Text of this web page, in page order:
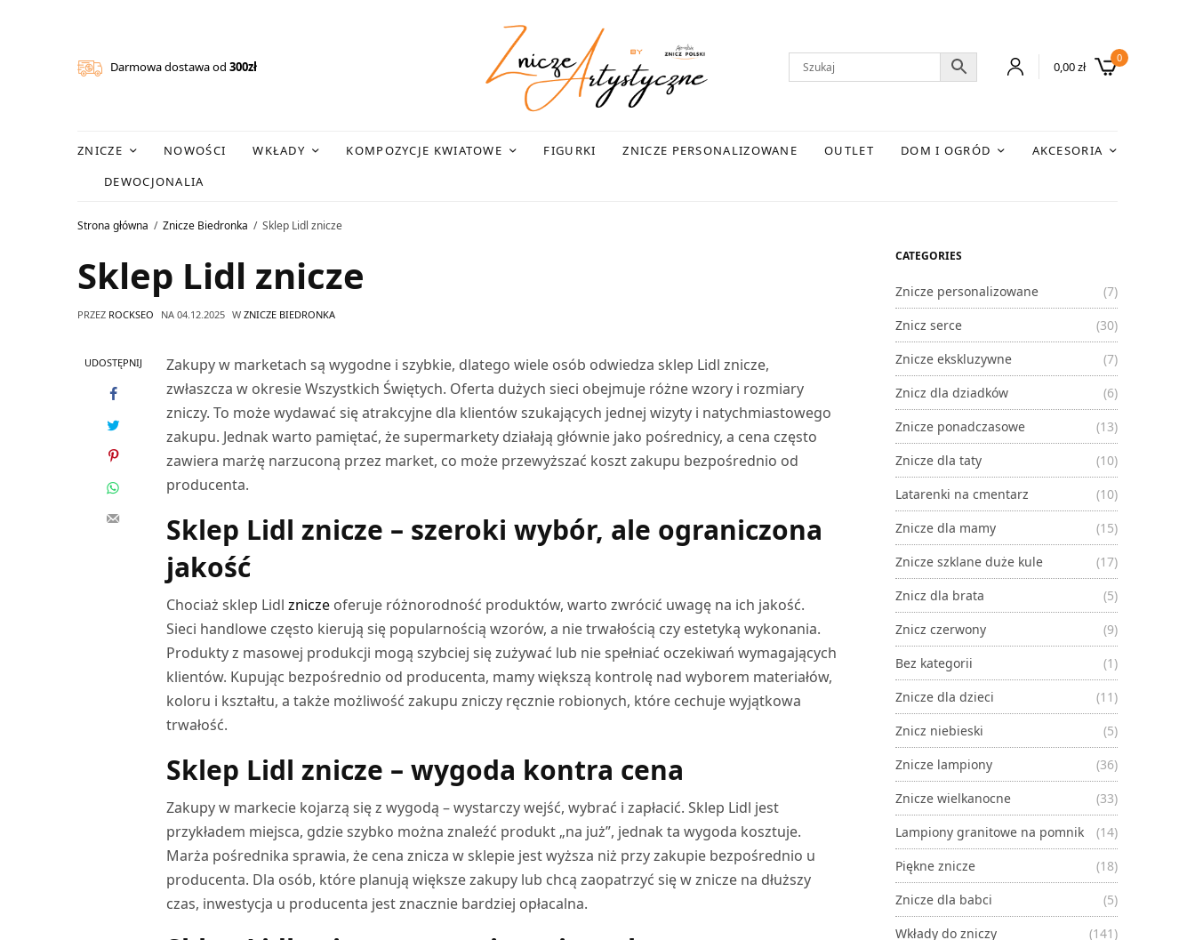
Darmowa dostawa od300zł 0,00zł
0
ZNICZE NOWOŚCI WKŁADY KOMPOZYCJE KWIATOWE FIGURKI ZNICZE PERSONALIZOWANE OUTLET DOM I OGRÓD
AKCESORIA
DEWOCJONALIA
Strona główna Znicze Biedronka Sklep Lidl znicze
Sklep Lidl znicze
PRZEZ ROCKSEO NA 04.12.2025 W ZNICZE BIEDRONKA
UDOSTĘPNIJ
Zakupy w marketach są wygodne i szybkie, dlatego wiele osób odwiedza sklep Lidl znicze,
zwłaszcza w okresie Wszystkich Świętych. Oferta dużych sieci obejmuje różne wzory i rozmiary
zniczy. To może wydawać się atrakcyjne dla klientów szukających jednej wizyty i natychmiastowego
zakupu. Jednak warto pamiętać, że supermarkety działają głównie jako pośrednicy, a cena często
zawiera marżę narzuconą przez market, co może przewyższać koszt zakupu bezpośrednio od
producenta.
Sklep Lidl znicze – szeroki wybór, ale ograniczona
jakość
Chociaż sklep Lidlznicze oferuje różnorodność produktów, warto zwrócić uwagę na ich jakość.
Sieci handlowe często kierują się popularnością wzorów, a nie trwałością czy estetyką wykonania.
Produkty z masowej produkcji mogą szybciej się zużywać lub nie spełniać oczekiwań wymagających
klientów. Kupując bezpośrednio od producenta, mamy większą kontrolę nad wyborem materiałów,
koloru i kształtu, a także możliwość zakupu zniczy ręcznie robionych, które cechuje wyjątkowa
trwałość.
Sklep Lidl znicze – wygoda kontra cena
Zakupy w markecie kojarzą się z wygodą – wystarczy wejść, wybrać i zapłacić. Sklep Lidl jest
przykładem miejsca, gdzie szybko można znaleźć produkt „na już”, jednak ta wygoda kosztuje.
Marża pośrednika sprawia, że cena znicza w sklepie jest wyższa niż przy zakupie bezpośrednio u
producenta. Dla osób, które planują większe zakupy lub chcą zaopatrzyć się w znicze na dłuższy
czas, inwestycja u producenta jest znacznie bardziej opłacalna.
CATEGORIES
Znicze personalizowane
(7)
Znicz serce
(30)
Znicze ekskluzywne
(7)
Znicz dla dziadków
(6)
Znicze ponadczasowe
(13)
Znicze dla taty
(10)
Latarenki na cmentarz
(10)
Znicze dla mamy
(15)
Znicze szklane duże kule
(17)
Znicz dla brata
(5)
Znicz czerwony
(9)
Bez kategorii
(1)
Znicze dla dzieci
(11)
Znicz niebieski
(5)
Znicze lampiony
(36)
Znicze wielkanocne
(33)
Lampiony granitowe na pomnik
(14)
Piękne znicze
(18)
Znicze dla babci
(5)
Wkłady do zniczy
(141)